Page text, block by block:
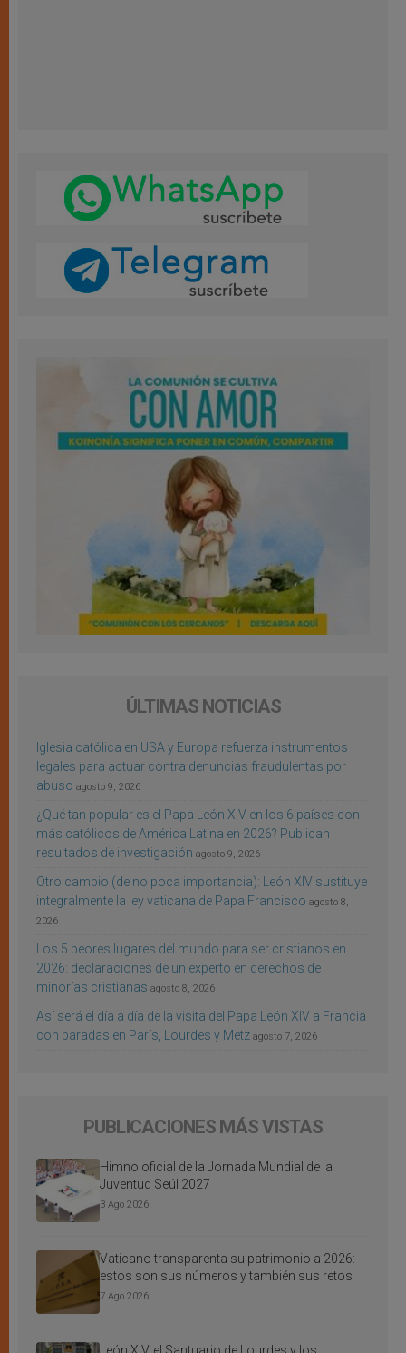
ÚLTIMAS NOTICIAS
Iglesia católica en USA y Europa refuerza instrumentos
legales para actuar contra denuncias fraudulentas por
abuso agosto 9, 2026
¿Qué tan popular es el Papa León XIV en los 6 países con
más católicos de América Latina en 2026? Publican
resultados de investigación agosto 9, 2026
Otro cambio (de no poca importancia): León XIV sustituye
integralmente la ley vaticana de Papa Francisco agosto 8,
2026
Los 5 peores lugares del mundo para ser cristianos en
2026: declaraciones de un experto en derechos de
minorías cristianas agosto 8, 2026
Así será el día a día de la visita del Papa León XIV a Francia
con paradas en París, Lourdes y Metz agosto 7, 2026
PUBLICACIONES MÁS VISTAS
Himno oficial de la Jornada Mundial de la
Juventud Seúl 2027
3 Ago 2026
Vaticano transparenta su patrimonio a 2026:
estos son sus números y también sus retos
7 Ago 2026